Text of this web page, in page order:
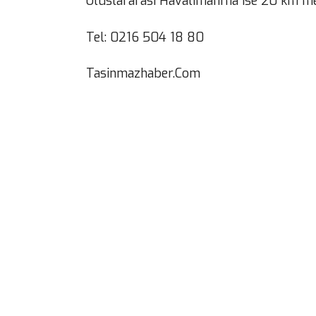
Tel: 0216 504 18 80
Tasinmazhaber.Com